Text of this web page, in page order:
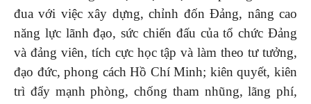
đua với việc xây dựng, chỉnh đốn Đảng, nâng cao
năng lực lãnh đạo, sức chiến đấu của tổ chức Đảng
và đảng viên, tích cực học tập và làm theo tư tưởng,
đạo đức, phong cách Hồ Chí Minh; kiên quyết, kiên
trì đẩy mạnh phòng, chống tham nhũng, lãng phí,